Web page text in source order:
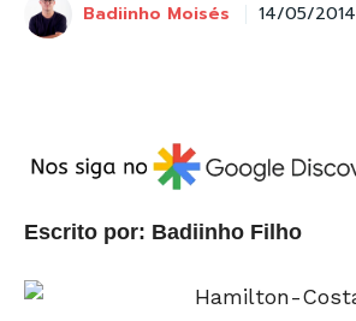
Badiinho Moisés 14/05/2014
Escrito por: Badiinho Filho